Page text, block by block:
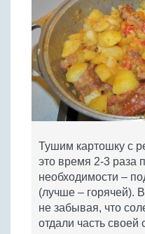
Тушим картошку с
это время 2-3 раза
необходимости –
(лучше – горячей).
не забывая, что
отдали часть